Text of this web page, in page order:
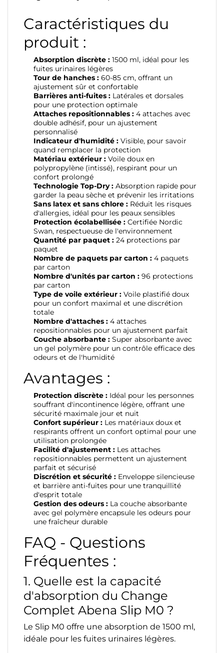
Caractéristiques du
produit :
Absorption discrète : 1500 ml, idéal pour les
fuites urinaires légères
Tour de hanches : 60-85 cm, offrant un
ajustement sûr et confortable
Barrières anti-fuites : Latérales et dorsales
pour une protection optimale
Attaches repositionnables : 4 attaches avec
double adhésif, pour un ajustement
personnalisé
Indicateur d'humidité : Visible, pour savoir
quand remplacer la protection
Matériau extérieur : Voile doux en
polypropylène (intissé), respirant pour un
confort prolongé
Technologie Top-Dry : Absorption rapide pour
garder la peau sèche et prévenir les irritations
Sans latex et sans chlore : Réduit les risques
d'allergies, idéal pour les peaux sensibles
Protection écolabellisée : Certifiée Nordic
Swan, respectueuse de l'environnement
Quantité par paquet : 24 protections par
paquet
Nombre de paquets par carton : 4 paquets
par carton
Nombre d'unités par carton : 96 protections
par carton
Type de voile extérieur : Voile plastifié doux
pour un confort maximal et une discrétion
totale
Nombre d'attaches : 4 attaches
repositionnables pour un ajustement parfait
Couche absorbante : Super absorbante avec
un gel polymère pour un contrôle efficace des
odeurs et de l'humidité
Avantages :
Protection discrète : Idéal pour les personnes
souffrant d'incontinence légère, offrant une
sécurité maximale jour et nuit
Confort supérieur : Les matériaux doux et
respirants offrent un confort optimal pour une
utilisation prolongée
Facilité d'ajustement : Les attaches
repositionnables permettent un ajustement
parfait et sécurisé
Discrétion et sécurité : Enveloppe silencieuse
et barrière anti-fuites pour une tranquillité
d'esprit totale
Gestion des odeurs : La couche absorbante
avec gel polymère encapsule les odeurs pour
une fraîcheur durable
FAQ - Questions
Fréquentes :
1. Quelle est la capacité
d'absorption du Change
Complet Abena Slip M0 ?
Le Slip M0 offre une absorption de 1500 ml,
idéale pour les fuites urinaires légères.